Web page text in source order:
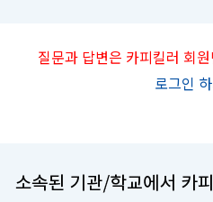
질문과 답변은 카피킬러 회
로그인